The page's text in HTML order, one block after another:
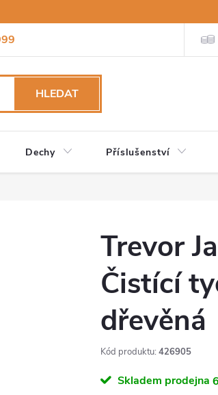
HLEDAT
Dechy Příslušenství
Trevor
Čistící
dřevěná
Kód produktu: 426905
Skladem prodejna